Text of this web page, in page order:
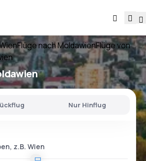
Flüge nach MoldawienFlüge von
Nur Hinflug